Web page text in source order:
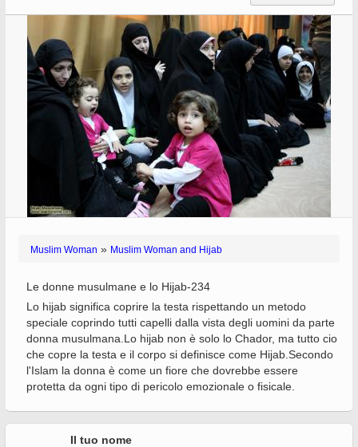
Muslim Woman » Muslim Woman and Hijab
Le donne musulmane e lo Hijab-234
Lo hijab significa coprire la testa rispettando un metodo
speciale coprindo tutti capelli dalla vista degli uomini da parte
donna musulmana.Lo hijab non è solo lo Chador, ma tutto cio
che copre la testa e il corpo si definisce come Hijab.Secondo
l'Islam la donna è come un fiore che dovrebbe essere
protetta da ogni tipo di pericolo emozionale o fisicale.
Il tuo nome